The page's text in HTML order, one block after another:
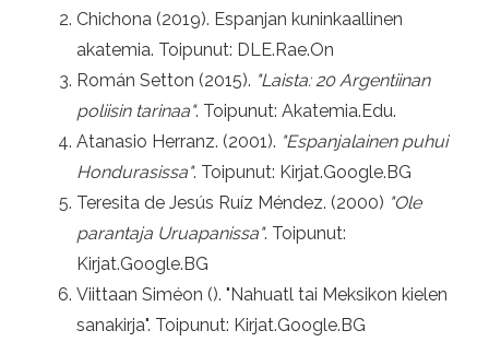
Chichona (2019). Espanjan kuninkaallinen
akatemia. Toipunut: DLE.Rae.On
Román Setton (2015). "Laista: 20 Argentiinan
poliisin tarinaa". Toipunut: Akatemia.Edu.
Atanasio Herranz. (2001). "Espanjalainen puhui
Hondurasissa". Toipunut: Kirjat.Google.BG
Teresita de Jesús Ruíz Méndez. (2000) "Ole
parantaja Uruapanissa". Toipunut:
Kirjat.Google.BG
Viittaan Siméon (). "Nahuatl tai Meksikon kielen
sanakirja". Toipunut: Kirjat.Google.BG